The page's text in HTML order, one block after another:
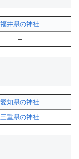
福井県の神社
–
愛知県の神社
三重県の神社